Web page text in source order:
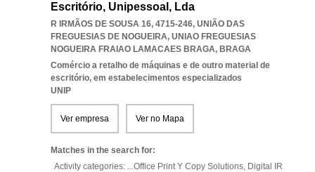
Escritório, Unipessoal, Lda
R IRMÃOS DE SOUSA 16, 4715-246, UNIÃO DAS
FREGUESIAS DE NOGUEIRA, UNIAO FREGUESIAS
NOGUEIRA FRAIAO LAMACAES BRAGA, BRAGA
Comércio a retalho de máquinas e de outro material de
escritório, em estabelecimentos especializados
UNIP
Ver empresa Ver no Mapa
Matches in the search for:
Activity categories: ...Office Print Y Copy Solutions, Digital IR